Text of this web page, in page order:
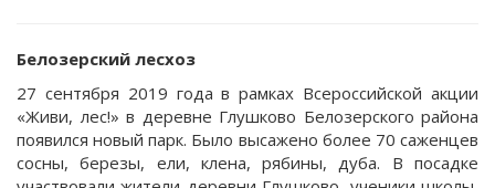
Белозерский лесхоз
27 сентября 2019 года в рамках Всероссийской акции
«Живи, лес!» в деревне Глушково Белозерского района
появился новый парк. Было высажено более 70 саженцев
сосны, березы, ели, клена, рябины, дуба. В посадке